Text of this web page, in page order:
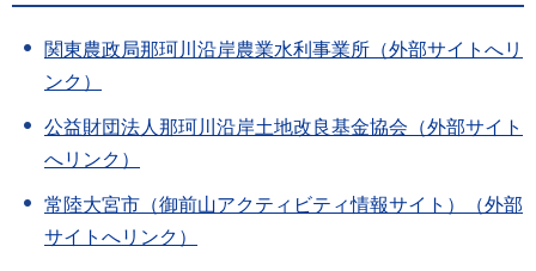
関東農政局那珂川沿岸農業水利事業所（外部サイトへリ
ンク）
公益財団法人那珂川沿岸土地改良基金協会（外部サイト
へリンク）
常陸大宮市（御前山アクティビティ情報サイト）（外部
サイトへリンク）